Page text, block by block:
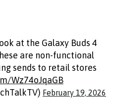
at the Galaxy Buds 4
are non-functional
sends to retail stores
Wz74oJqaGB
February 19, 2026